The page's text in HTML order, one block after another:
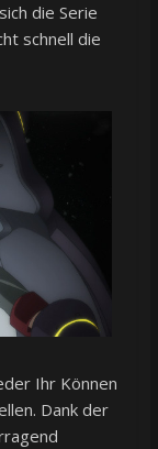
die Serie
schnell die
Ihr Können
Dank der